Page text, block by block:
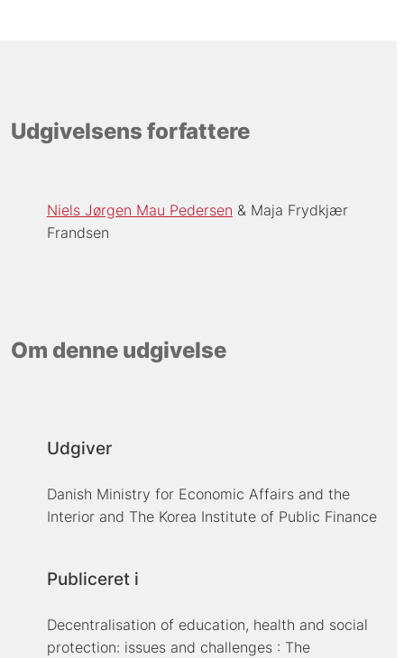
Udgivelsens forfattere
Niels Jørgen Mau Pedersen
Maja Frydkjær
Frandsen
Om denne udgivelse
Udgiver
Danish Ministry for Economic Affairs and the
Interior and The Korea Institute of Public Finance
Publiceret i
Decentralisation of education, health and social
protection: issues and challenges : The